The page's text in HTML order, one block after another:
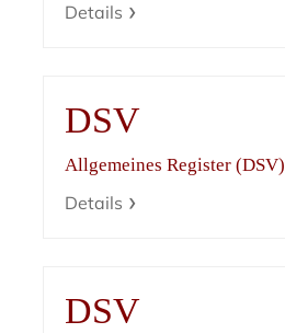
Details
DSV
Allgemeines Register (DSV)
Details
DSV